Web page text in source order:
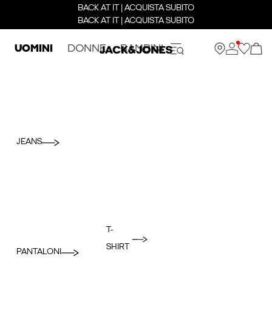
BACK AT IT | ACQUISTA SUBITO
BACK AT IT | ACQUISTA SUBITO
UOMINI DONNE BAMBINI
JEANS
PANTALONI
T-
SHIRT